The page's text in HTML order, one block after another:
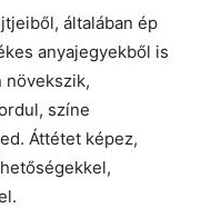
általában ép
anyajegyekből is
növekszik,
színe
Áttétet képez,